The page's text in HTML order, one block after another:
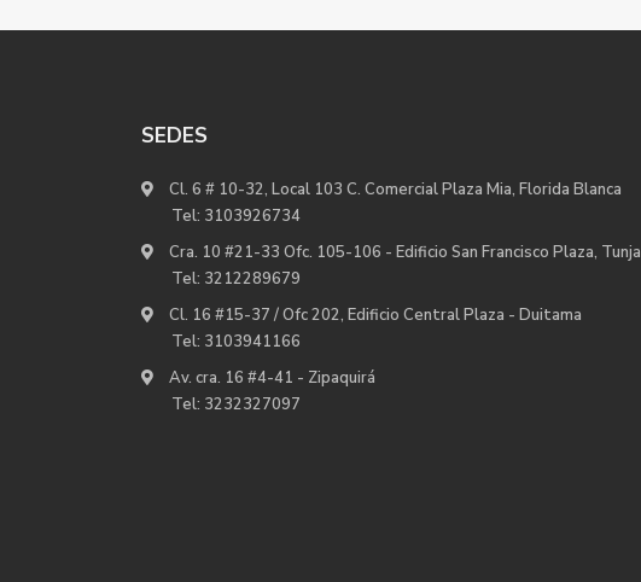
SEDES
Cl. 6 # 10-32, Local 103 C. Comercial Plaza Mia, Florida Blanca
Tel: 3103926734
Cra. 10 #21-33 Ofc. 105-106 - Edificio San Francisco Plaza, Tunja
Tel: 3212289679
Cl. 16 #15-37 / Ofc 202, Edificio Central Plaza - Duitama
Tel: 3103941166
Av. cra. 16 #4-41 - Zipaquirá
Tel: 3232327097